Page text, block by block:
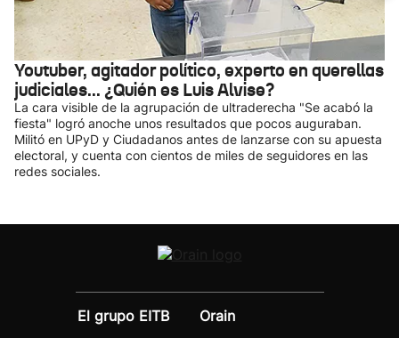
Youtuber, agitador político, experto en querellas
judiciales... ¿Quién es Luis Alvise?
La cara visible de la agrupación de ultraderecha "Se acabó la
fiesta" logró anoche unos resultados que pocos auguraban.
Militó en UPyD y Ciudadanos antes de lanzarse con su apuesta
electoral, y cuenta con cientos de miles de seguidores en las
redes sociales.
El grupo EITB
Orain